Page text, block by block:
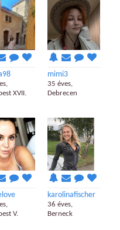
XVII.
mimi3
35 éves,
Debrecen
V.
karolinafischer
36 éves,
Berneck